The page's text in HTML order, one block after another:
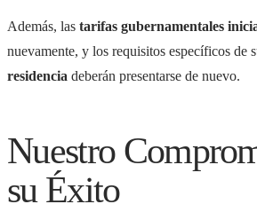
Además, las tarifas gubernamentales
nuevamente, y los requisitos específicos de
residencia deberán presentarse de nuevo.
Nuestro
su Éxito